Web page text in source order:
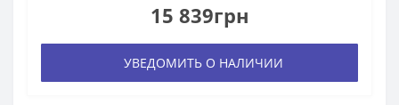
15 839грн
УВЕДОМИТЬ О НАЛИЧИИ